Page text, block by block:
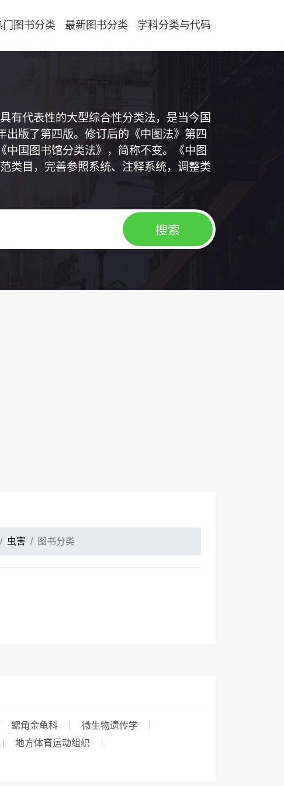
门图书分类 最新图书分类 学科分类与代码
有代表性的大型综合性分类法，是当今国
版了第四版。修订后的《中图法》第四
中国图书馆分类法》，简称不变。《中图
类目，完善参照系统、注释系统，调整类
虫害 图书分类
鳃角金龟科
微生物遗传学
地方体育运动组织